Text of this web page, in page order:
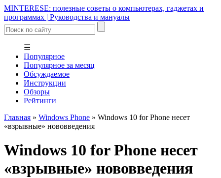
MINTERESE: полезные советы о компьютерах, гаджетах и
программах | Руководства и мануалы
☰
Популярное
Популярное за месяц
Обсуждаемое
Инструкции
Обзоры
Рейтинги
Главная » Windows Phone » Windows 10 for Phone несет
«взрывные» нововведения
Windows 10 for Phone несет
«взрывные» нововведения